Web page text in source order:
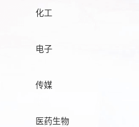
化工
电子
传媒
医药生物